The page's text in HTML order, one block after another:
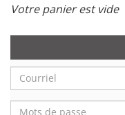
Votre panier est vide